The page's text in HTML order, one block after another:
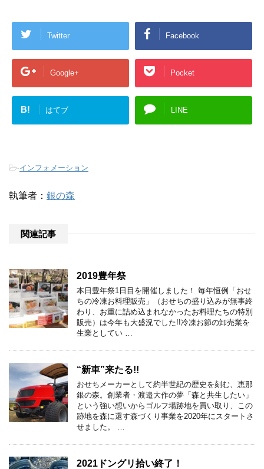
Twitter Facebook
Google+ Pocket
B! はてブ LINE
-インフォメーション
執筆者： 銀の森
関連記事
2019豊年祭
本日豊年祭1日目を開催しました！ 毎年恒例「おせ
ちの冷凍お料理販売」（おせちの盛り込みが無事終
わり、お重に詰め込まれなかったお料理たちの特別
販売）は今年も大盛況でした!!冷凍お節の卸売業を
生業としてい …
“新車”来たる!!
おせちメーカーとして約半世紀の歴史を刻む、恵那
銀の森。創業者・渡邉大作の夢「森と共生したい」
という強い想いからゴルフ場跡地を買い取り、この
跡地を森に還す森づくり事業を2020年にスタートさ
せました。 …
2021ドングリ拾い終了！